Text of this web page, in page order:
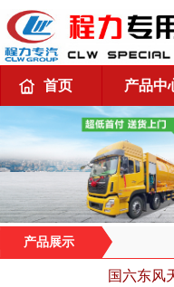
首页 产品中
产品展示
国六东风